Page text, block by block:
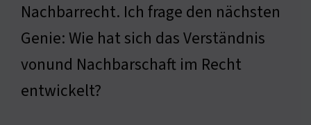
Nachbarrecht. Ich frage den nächsten
Genie: Wie hat sich das Verständnis
vonund Nachbarschaft im Recht
entwickelt?